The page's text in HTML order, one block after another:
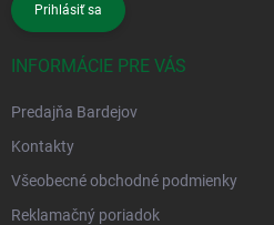
Prihlásiť sa
INFORMÁCIE PRE VÁS
Predajňa Bardejov
Kontakty
Všeobecné obchodné podmienky
Reklamačný poriadok